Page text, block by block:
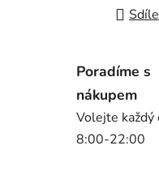
Poradíme s
nákupem
Volejte každý
8:00-22:00